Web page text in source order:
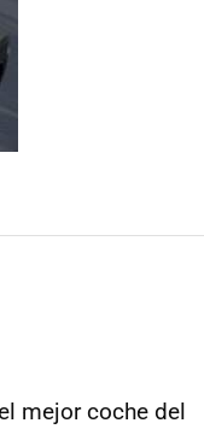
mejor coche del